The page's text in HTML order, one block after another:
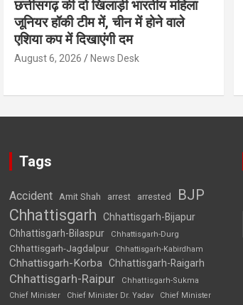
छत्तीसगढ़ की दो खिलाड़ी भारतीय महिला
जूनियर हॉकी टीम में, चीन में होने वाले
एशिया कप में दिखाएंगी दम
August 6, 2026 News Desk
Tags
Accident Amit Shah arrest arrested BJP
Chhattisgarh
Chhattisgarh-Bijapur
Chhattisgarh-Bilaspur
Chhattisgarh-Durg
Chhattisgarh-Jagdalpur Chhattisgarh-Kabirdham
Chhattisgarh-Korba Chhattisgarh-Raigarh
Chhattisgarh-Raipur
Chhattisgarh-Sukma
Chief Minister
Chief Minister Dr. Yadav Chief Minister